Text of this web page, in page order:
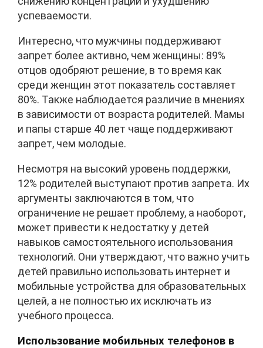
успеваемости.
Интересно, что мужчины поддерживают
запрет более активно, чем женщины: 89%
отцов одобряют решение, в то время как
среди женщин этот показатель составляет
80%. Также наблюдается различие в мнениях
в зависимости от возраста родителей. Мамы
и папы старше 40 лет чаще поддерживают
запрет, чем молодые.
Несмотря на высокий уровень поддержки,
12% родителей выступают против запрета. Их
аргументы заключаются в том, что
ограничение не решает проблему, а наоборот,
может привести к недостатку у детей
навыков самостоятельного использования
технологий. Они утверждают, что важно учить
детей правильно использовать интернет и
мобильные устройства для образовательных
целей, а не полностью их исключать из
учебного процесса.
Использование мобильных телефонов в